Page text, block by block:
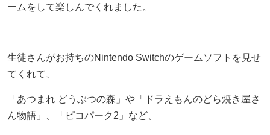
ームをして楽しんでくれました。
生徒さんがお持ちのNintendo Switchのゲームソフトを見せ
てくれて、
「あつまれ どうぶつの森」や「ドラえもんのどら焼き屋さ
ん物語」、「ピコパーク2」など、